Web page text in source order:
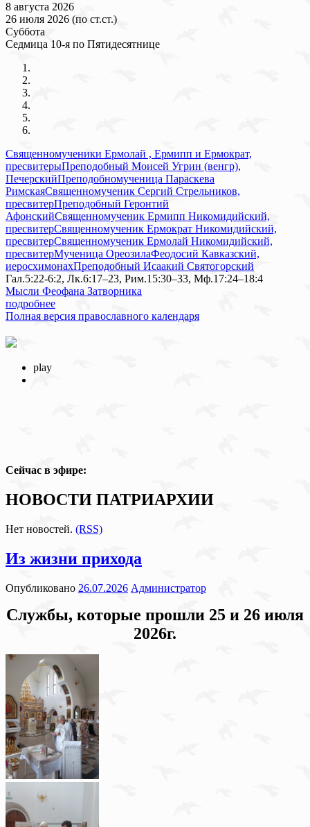
8 августа 2026
26 июля 2026 (по ст.ст.)
Суббота
Седмица 10-я по Пятидесятнице
Священномученики Ермолай , Ермипп и Ермократ,
пресвитерыПреподобный Моисей Угрин (венгр),
ПечерскийПреподобномученица Параскева
РимскаяСвященномученик Сергий Стрельников,
пресвитерПреподобный Геронтий
АфонскийСвященномученик Ермипп Никомидийский,
пресвитерСвященномученик Ермократ Никомидийский,
пресвитерСвященномученик Ермолай Никомидийский,
пресвитерМученица ОреозилаФеодосий Кавказский,
иеросхимонахПреподобный Исаакий Святогорский
Гал.5:22-6:2, Лк.6:17–23, Рим.15:30–33, Мф.17:24–18:4
Мысли Феофана Затворника
подробнее
Полная версия православного календаря
play
Сейчас в эфире:
НОВОСТИ ПАТРИАРХИИ
Нет новостей. (RSS)
Из жизни прихода
Опубликовано 26.07.2026 Администратор
Службы, которые прошли 25 и 26 июля
2026г.